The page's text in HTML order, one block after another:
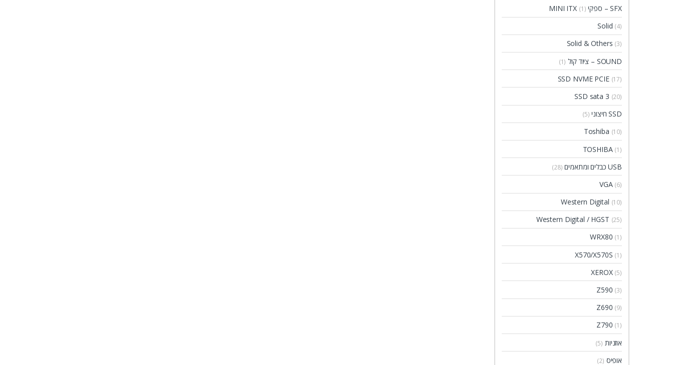
SFX – ספקי MINI ITX (1)
Solid (4)
Solid & Others (3)
SOUND – ציוד קול (1)
SSD NVME PCIE (17)
SSD sata 3 (20)
SSD חיצוני (5)
Toshiba (10)
TOSHIBA (1)
USB כבלים ומתאמים (28)
VGA (6)
Western Digital (10)
Western Digital / HGST (25)
WRX80 (1)
X570/X570S (1)
XEROX (5)
Z590 (3)
Z690 (9)
Z790 (1)
אוזניות (5)
אופיס (2)